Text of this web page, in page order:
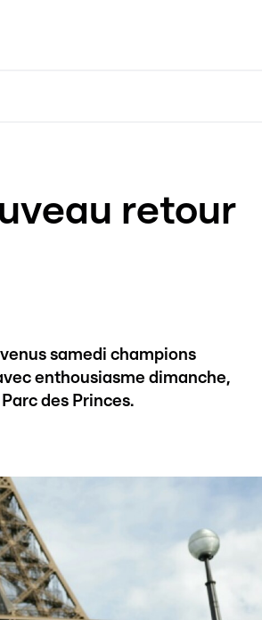
retour
samedi champions
enthousiasme dimanche,
des Princes.